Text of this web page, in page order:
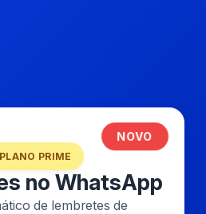
NOVO
PLANO PRIME
no WhatsApp
de lembretes de